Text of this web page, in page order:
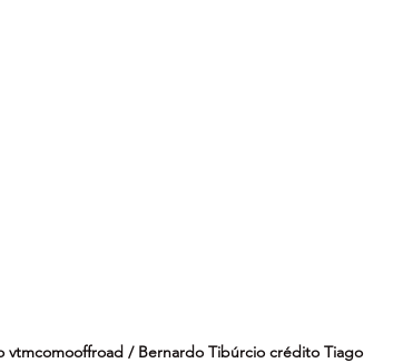
/ Bernardo Tibúrcio crédito Tiago